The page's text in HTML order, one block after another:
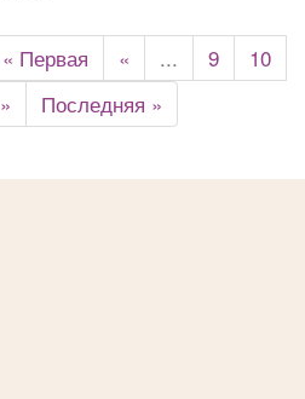
« Первая « ... 9
10
» Последняя »